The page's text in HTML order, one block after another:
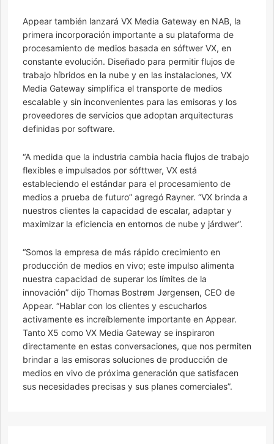
Appear también lanzará VX Media Gateway en NAB, la
primera incorporación importante a su plataforma de
procesamiento de medios basada en sóftwer VX, en
constante evolución. Diseñado para permitir flujos de
trabajo híbridos en la nube y en las instalaciones, VX
Media Gateway simplifica el transporte de medios
escalable y sin inconvenientes para las emisoras y los
proveedores de servicios que adoptan arquitecturas
definidas por software.
“A medida que la industria cambia hacia flujos de trabajo
flexibles e impulsados ​​por sófttwer, VX está
estableciendo el estándar para el procesamiento de
medios a prueba de futuro” agregó Rayner. “VX brinda a
nuestros clientes la capacidad de escalar, adaptar y
maximizar la eficiencia en entornos de nube y járdwer”.
“Somos la empresa de más rápido crecimiento en
producción de medios en vivo; este impulso alimenta
nuestra capacidad de superar los límites de la
innovación” dijo Thomas Bostrøm Jørgensen, CEO de
Appear. “Hablar con los clientes y escucharlos
activamente es increíblemente importante en Appear.
Tanto X5 como VX Media Gateway se inspiraron
directamente en estas conversaciones, que nos permiten
brindar a las emisoras soluciones de producción de
medios en vivo de próxima generación que satisfacen
sus necesidades precisas y sus planes comerciales”.